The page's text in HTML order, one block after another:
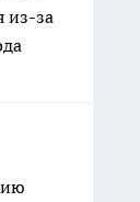
из-за